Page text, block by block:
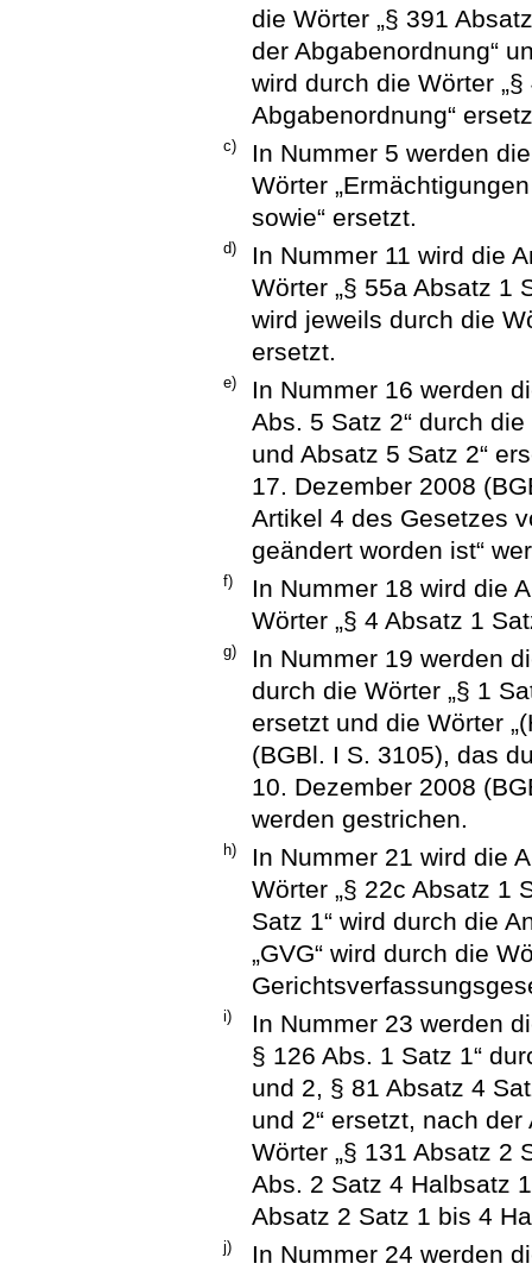
die Wörter „§ 391
der Abgabenordnung“
wird durch die Wörter
Abgabenordnung“
c)
In Nummer 5 werden
Wörter
sowie“ ersetzt.
d)
In Nummer 11 wird die
Wörter „§ 55a Absatz 1
wird jeweils durch die
ersetzt.
e)
In Nummer 16 werden
Abs. 5 Satz 2“ durch
und Absatz 5 Satz 2“
17. Dezember 2008
Artikel 4 des Gesetzes
geändert worden ist“
f)
In Nummer 18 wird die
Wörter „§ 4 Absatz 1
g)
In Nummer 19 werden
durch die Wörter „§ 1
ersetzt und die Wörter
(BGBl. I S. 3105), das
10. Dezember 2008
werden gestrichen.
h)
In Nummer 21 wird die
Wörter „§ 22c Absatz 1
Satz 1“ wird durch die
„GVG“ wird durch die
i)
In Nummer 23 werden
§ 126 Abs. 1 Satz 1“
und 2, § 81 Absatz 4
und 2“ ersetzt, nach der
Wörter „§ 131 Absatz 2
Abs. 2 Satz 4 Halbsatz
Absatz 2 Satz 1 bis 4
j)
In Nummer 24 werden